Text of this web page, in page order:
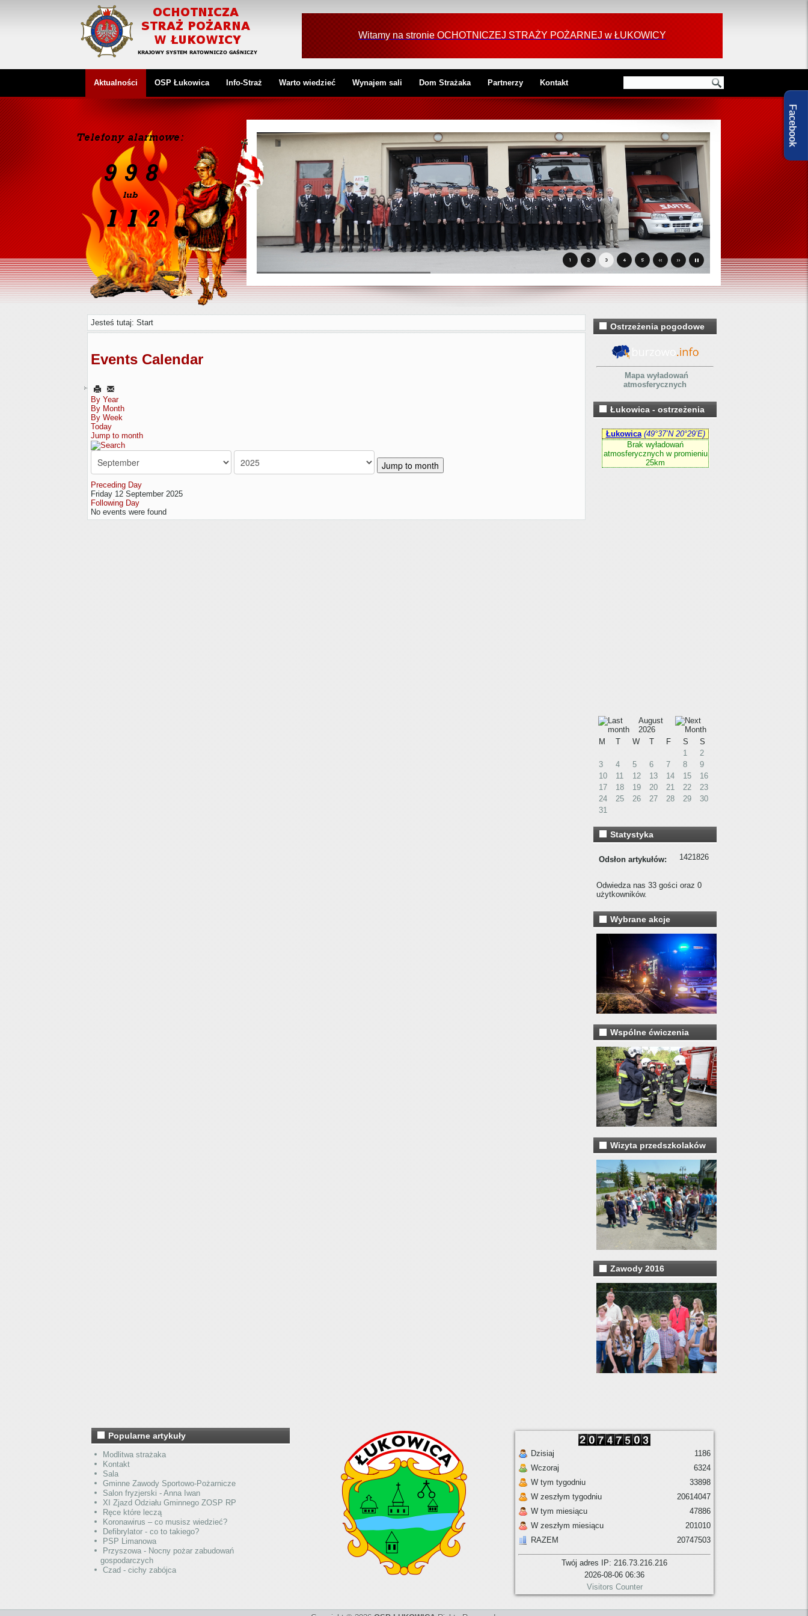
OCHOTNICZA STRAŻ POŻARNA W ŁUKOWICY
Witamy na stronie OCHOTNICZEJ STRAŻY POŻARNEJ w ŁUKOWICY
Aktualności OSP Łukowica Info-Straż Warto wiedzieć Wynajem sali Dom Strażaka Partnerzy Kontakt
Jesteś tutaj: Start
Events Calendar
By Year
By Month
By Week
Today
Jump to month
Jump to month
Preceding Day
Friday 12 September 2025
Following Day
No events were found
Ostrzeżenia pogodowe
Mapa wyładowań
atmosferycznych
Łukowica - ostrzeżenia
August
2026
M
T W T F S
S
1
2
3
4 5 6 7 8
9
10
11 12 13 14 15
16
17
18 19 20 21 22
23
24
25 26 27 28 29
30
31
Statystyka
Odsłon artykułów: 1421826
Odwiedza nas 33 gości oraz 0
użytkowników.
Wybrane akcje
Wspólne ćwiczenia
Wizyta przedszkolaków
Zawody 2016
Popularne artykuły
Modlitwa strażaka
Kontakt
Sala
Gminne Zawody Sportowo-Pożarnicze
Salon fryzjerski - Anna Iwan
XI Zjazd Odziału Gminnego ZOSP RP
Ręce które leczą
Koronawirus – co musisz wiedzieć?
Defibrylator - co to takiego?
PSP Limanowa
Przyszowa - Nocny pożar zabudowań
gospodarczych
Czad - cichy zabójca
Dzisiaj
Wczoraj
W tym tygodniu
W zeszłym tygodniu
W tym miesiącu
W zeszłym miesiącu
RAZEM
1186
6324
33898
20614047
47886
201010
20747503
Twój adres IP: 216.73.216.216
2026-08-06 06:36
Visitors Counter
Facebook